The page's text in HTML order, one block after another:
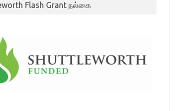
Flash Grant நல்கை